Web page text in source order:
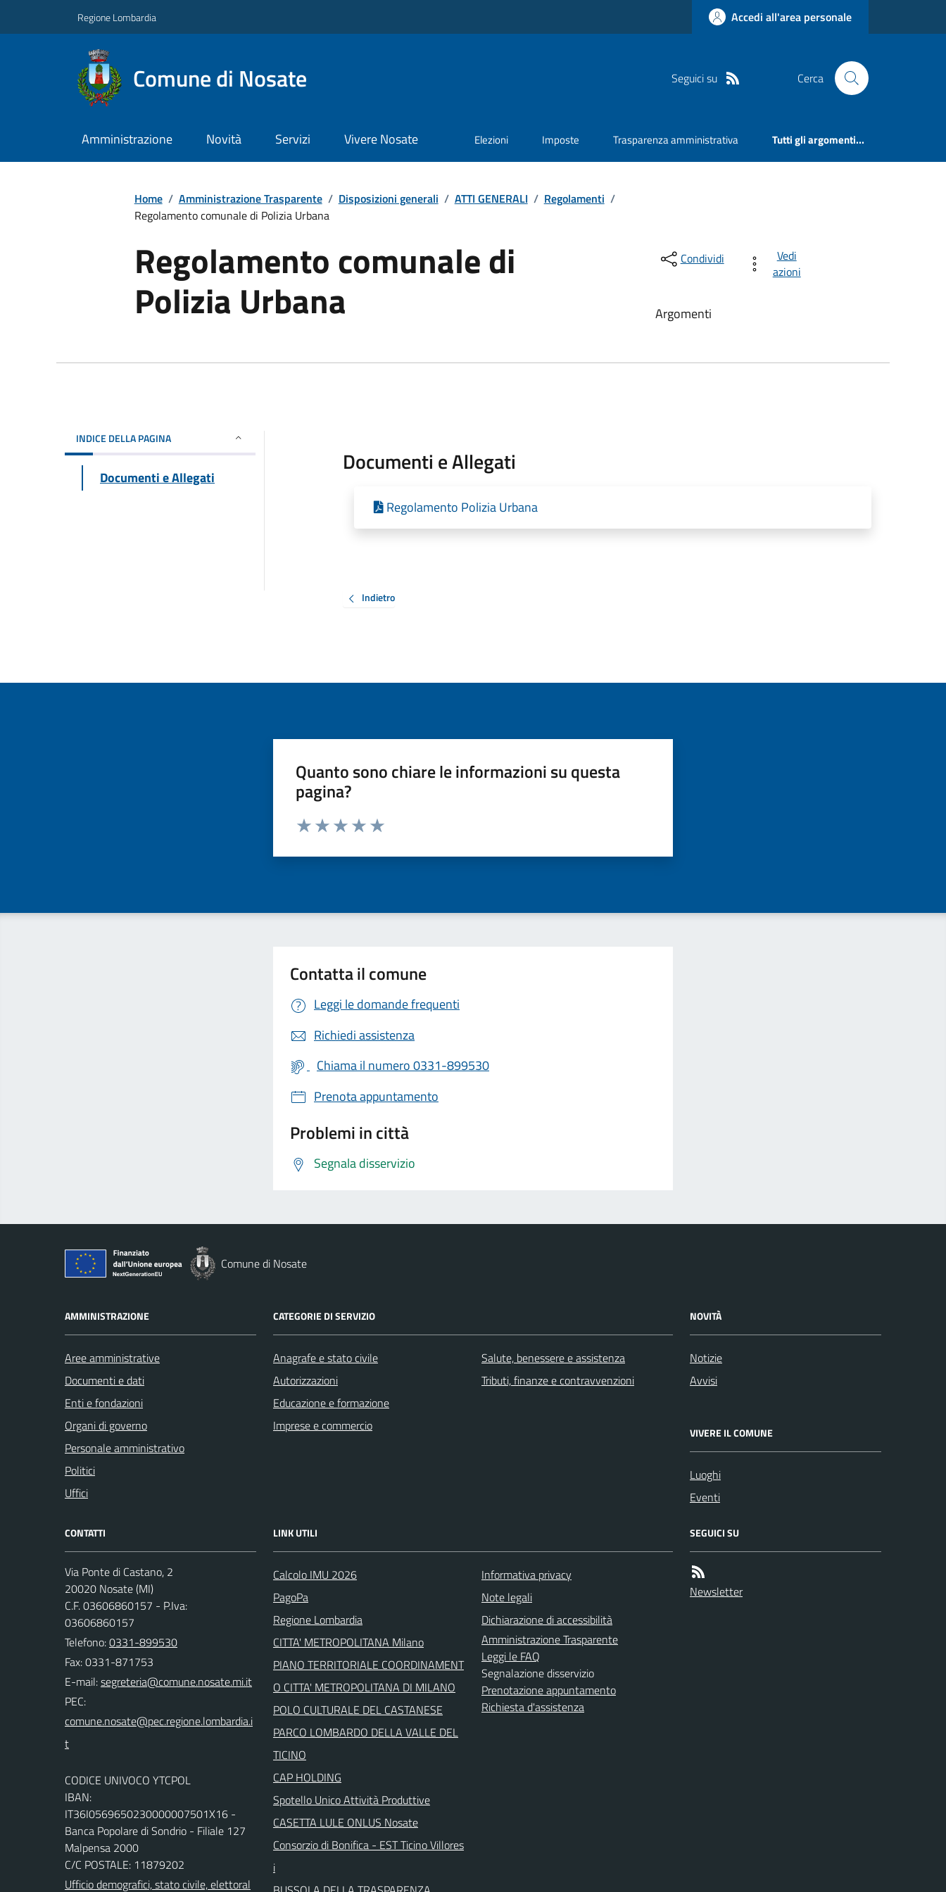
Regione Lombardia Accedi all'area personale
Comune di Nosate Seguici su Cerca
Amministrazione Novità Servizi Vivere Nosate Elezioni Imposte Trasparenza amministrativa Tutti gli argomenti...
Home / Amministrazione Trasparente / Disposizioni generali / ATTI GENERALI / Regolamenti /
Regolamento comunale di Polizia Urbana
Regolamento comunale di
Polizia Urbana
Condividi
Vedi
azioni
Argomenti
INDICE DELLA PAGINA
Documenti e Allegati
Documenti e Allegati
Regolamento Polizia Urbana
Indietro
Quanto sono chiare le informazioni su questa
pagina?
Valuta da 1 a 5 stelle la pagina
Contatta il comune
Leggi le domande frequenti
Richiedi assistenza
Chiama il numero 0331-899530
Prenota appuntamento
Problemi in città
Segnala disservizio
Comune di Nosate
AMMINISTRAZIONE
Aree amministrative
Documenti e dati
Enti e fondazioni
Organi di governo
Personale amministrativo
Politici
Uffici
CATEGORIE DI SERVIZIO
Anagrafe e stato civile
Autorizzazioni
Educazione e formazione
Imprese e commercio
Salute, benessere e assistenza
Tributi, finanze e contravvenzioni
NOVITÀ
Notizie
Avvisi
VIVERE IL COMUNE
Luoghi
Eventi
CONTATTI
Via Ponte di Castano, 2
20020 Nosate (MI)
C.F. 03606860157 - P.Iva:
03606860157
Telefono:0331-899530
Fax: 0331-871753
E-mail:
PEC:
CODICE UNIVOCO YTCPOL
IBAN:
IT36I0569650230000007501X16 -
Banca Popolare di Sondrio - Filiale 127
Malpensa 2000
C/C POSTALE: 11879202
Ufficio demografici, stato civile, elettoral
LINK UTILI
Calcolo IMU 2026
PagoPa
Regione Lombardia
CITTA' METROPOLITANA Milano
PIANO TERRITORIALE COORDINAMENT
O CITTA' METROPOLITANA DI MILANO
POLO CULTURALE DEL CASTANESE
PARCO LOMBARDO DELLA VALLE DEL
TICINO
CAP HOLDING
Spotello Unico Attività Produttive
CASETTA LULE ONLUS Nosate
Consorzio di Bonifica - EST Ticino Villores
i
Informativa privacy
Note legali
Dichiarazione di accessibilità
Amministrazione Trasparente
Leggi le FAQ
Segnalazione disservizio
Prenotazione appuntamento
Richiesta d'assistenza
SEGUICI SU
Newsletter